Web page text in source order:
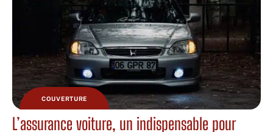
COUVERTURE
L’assurance voiture, un indispensable pour